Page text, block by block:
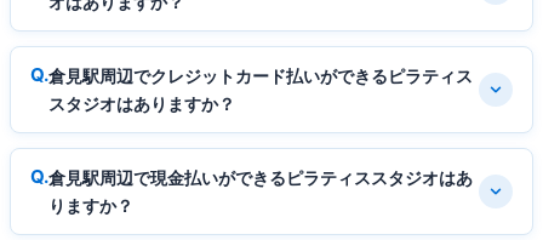
倉見駅周辺でクレジットカード払いができるピラティス
スタジオはありますか？
倉見駅周辺で現金払いができるピラティススタジオはあ
りますか？